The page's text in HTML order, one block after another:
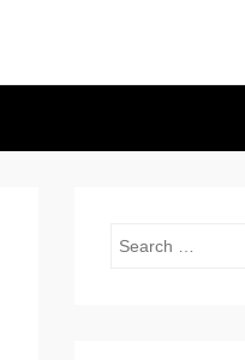
Search